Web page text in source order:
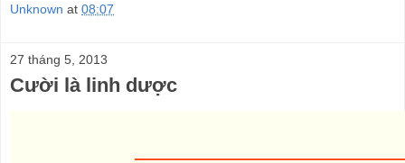
Unknown at 08:07
27 tháng 5, 2013
Cười là linh dược